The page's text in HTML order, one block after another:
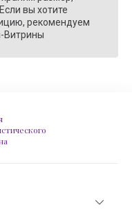
вы хотите
рекомендуем
Витрины